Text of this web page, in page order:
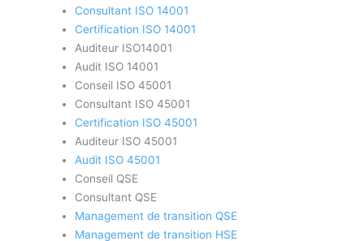
Consultant ISO 14001
Certification ISO 14001
Auditeur ISO14001
Audit ISO 14001
Conseil ISO 45001
Consultant ISO 45001
Certification ISO 45001
Auditeur ISO 45001
Audit ISO 45001
Conseil QSE
Consultant QSE
Management de transition QSE
Management de transition HSE